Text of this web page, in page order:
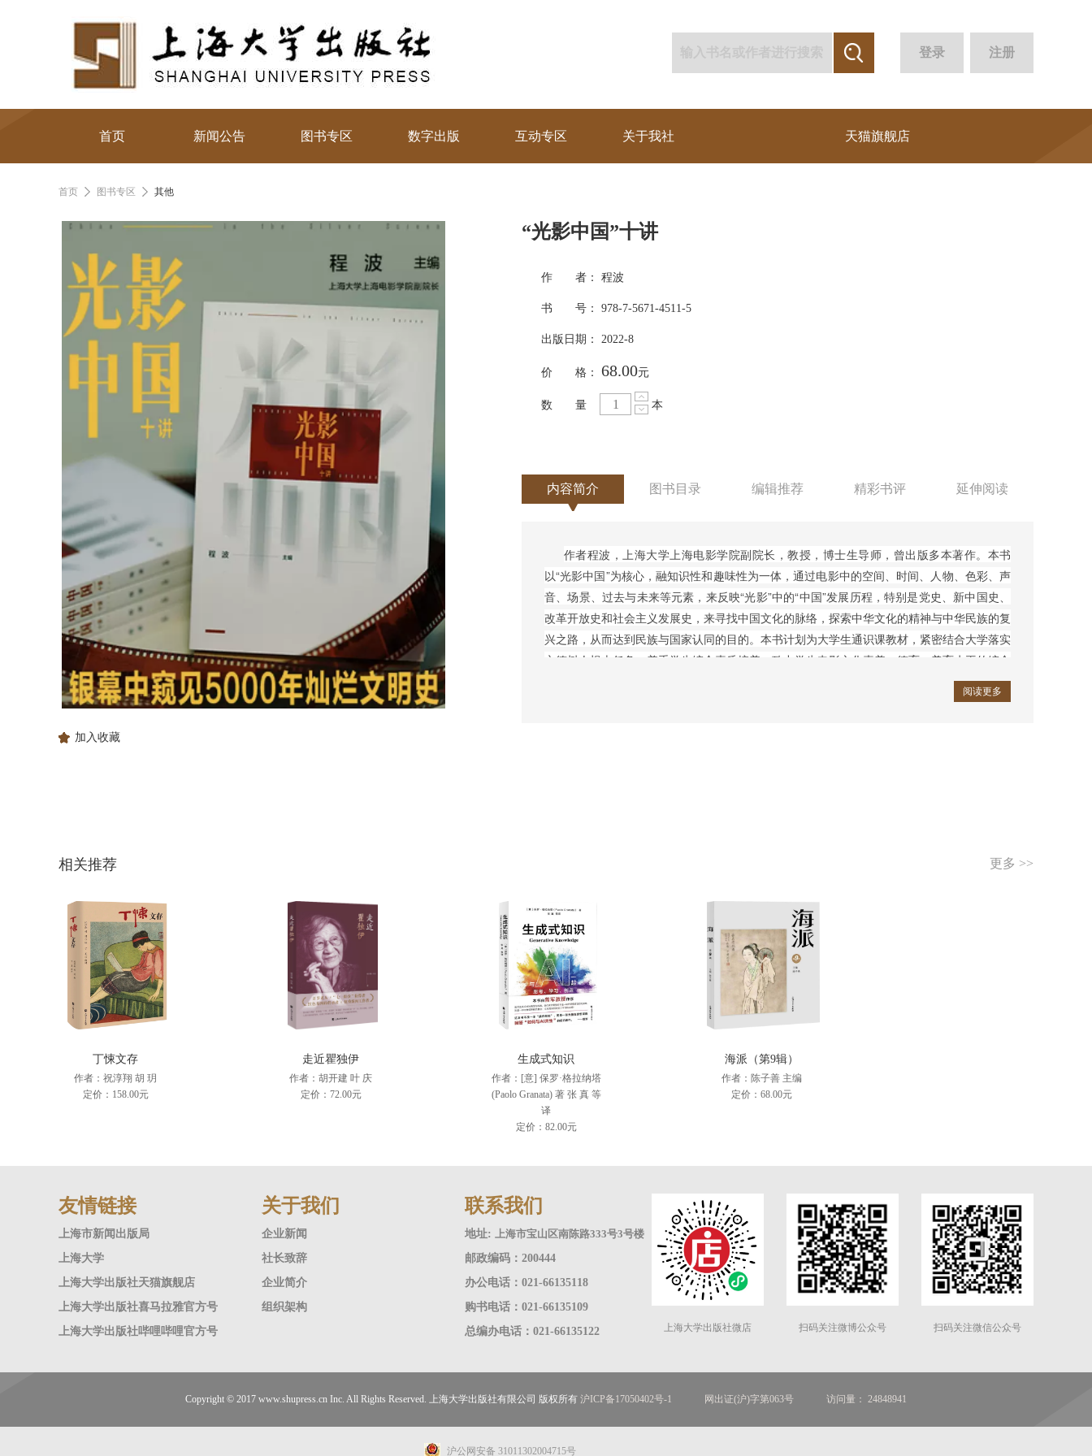
注册
登录
首页 新闻公告 图书专区 数字出版 互动专区 关于我社 天猫旗舰店
首页 图书专区 其他
加入收藏
“光影中国”十讲
作 者： 程波
书 号： 978-7-5671-4511-5
出版日期： 2022-8
价 格： 68.00元
数 量 本
内容简介 图书目录 编辑推荐 精彩书评 延伸阅读
作者程波，上海大学上海电影学院副院长，教授，博士生导师，曾出版多本著作。本书
以“光影中国”为核心，融知识性和趣味性为一体，通过电影中的空间、时间、人物、色彩、声
音、场景、过去与未来等元素，来反映“光影”中的“中国”发展历程，特别是党史、新中国史、
改革开放史和社会主义发展史，来寻找中国文化的脉络，探索中华文化的精神与中华民族的复
兴之路，从而达到民族与国家认同的目的。本书计划为大学生通识课教材，紧密结合大学落实
立德树人根本任务，着重学生综合素质培养，致力学生电影文化素养、德育、美育水平的综合
阅读更多
相关推荐 更多 >>
丁悚文存
作者：祝淳翔 胡 玥
定价：158.00元
走近瞿独伊
作者：胡开建 叶 庆
定价：72.00元
生成式知识
作者：[意] 保罗·格拉纳塔
(Paolo Granata) 著 张 真 等
译
定价：82.00元
海派（第9辑）
作者：陈子善 主编
定价：68.00元
友情链接
上海市新闻出版局
上海大学
上海大学出版社天猫旗舰店
上海大学出版社喜马拉雅官方号
上海大学出版社哔哩哔哩官方号
关于我们
企业新闻
社长致辞
企业简介
组织架构
联系我们
地址: 上海市宝山区南陈路333号3号楼
邮政编码：200444
办公电话：021-66135118
购书电话：021-66135109
总编办电话：021-66135122
上海大学出版社微店 扫码关注微博公众号 扫码关注微信公众号
Copyright © 2017 www.shupress.cn Inc. All Rights Reserved. 上海大学出版社有限公司 版权所有 沪ICP备17050402号-1 网出证(沪)字第063号 访问量： 24848941
沪公网安备 31011302004715号